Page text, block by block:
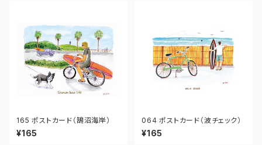
165 ポストカード（鵠沼海岸）
¥165
064 ポストカード（波チェック）
¥165